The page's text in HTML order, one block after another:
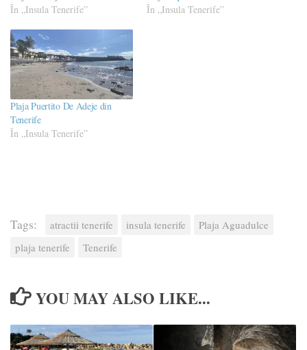
În „Insula Tenerife”
În „Insula Tenerife”
Plaja Puertito De Adeje din
Tenerife
În „Insula Tenerife”
Tags: atractii tenerife insula tenerife
Plaja Aguadulce
plaja tenerife
Tenerife
YOU MAY ALSO LIKE...